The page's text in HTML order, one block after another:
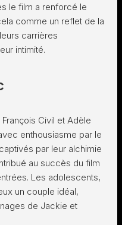
le film a renforcé le
comme un reflet de la
carrières
intimité.
Civil et Adèle
enthousiasme par le
par leur alchimie
au succès du film
Les adolescents,
un couple idéal,
de Jackie et